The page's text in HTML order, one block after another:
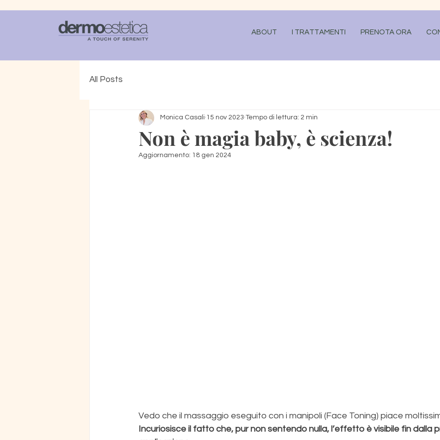
ABOUT I TRATTAMENTI PRENOTA ORA
All Posts
Non è magia baby, è scienza!
Monica Casali 15 nov 2023 Tempo di lettura: 2 min
Aggiornamento: 18 gen 2024
Vedo che il massaggio eseguito con i manipoli (Face Toning) piace
Incuriosisce il fatto che, pur non sentendo nulla, l’effetto è visibile fin dalla